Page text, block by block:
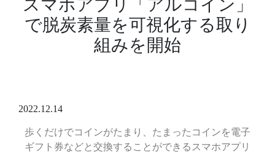
スマホアプリ「アルコイン」
で脱炭素量を可視化する取り
組みを開始
2022.12.14
歩くだけでコインがたまり、たまったコインを電子
ギフト券などと交換することができるスマホアプリ